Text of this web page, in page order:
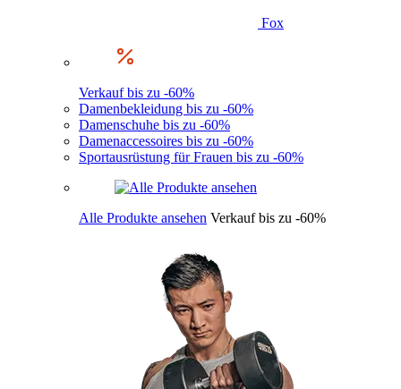
Fox
Verkauf bis zu -60%
Damenbekleidung bis zu -60%
Damenschuhe bis zu -60%
Damenaccessoires bis zu -60%
Sportausrüstung für Frauen bis zu -60%
Alle Produkte ansehen Verkauf bis zu -60%